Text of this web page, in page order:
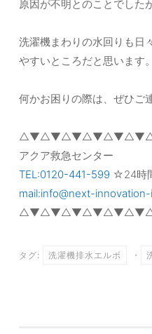
原因が不明とのことでしたが
洗濯機まわりの水回りも日
やすいところだと思います。
何かお困りの際は、ぜひご
アクア救急センター
TEL:0120-441-599 ☆24時
mail:info@next-
タグ: 洗濯機排水エルボ ・